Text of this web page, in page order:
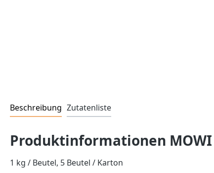
Beschreibung Zutatenliste
Produktinformationen MOWI
1 kg / Beutel, 5 Beutel / Karton